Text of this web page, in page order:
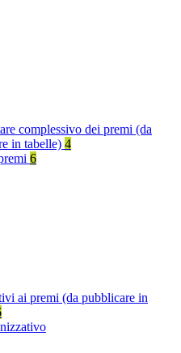
complessivo dei premi (da
in tabelle) 4
6
ai premi (da pubblicare in